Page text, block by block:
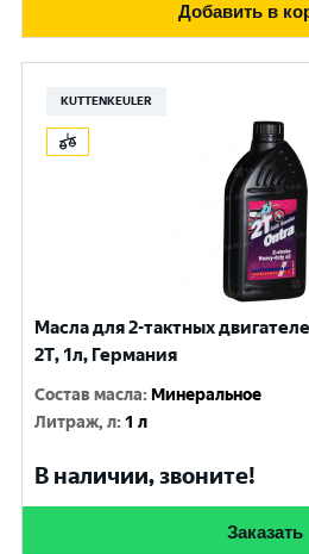
Добавить в
KUTTENKEULER
Масла для 2-тактных
2T, 1л, Германия
Состав масла: Минеральное
Литраж, л: 1 л
В наличии, звоните!
Заказать